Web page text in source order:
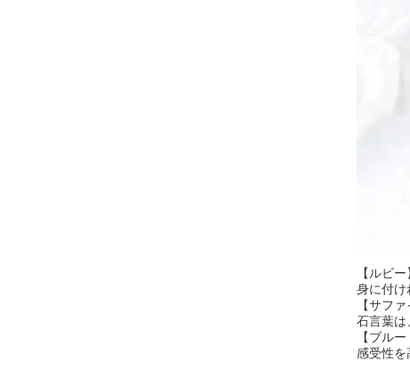
【ルビ
身に付け
【サフ
石言葉は
【ブル
感受性を